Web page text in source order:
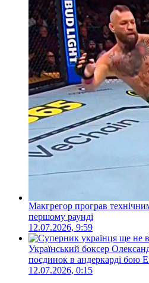
Макгрегор програв
першому раунді
12.07.2026, 9:59
Український боксер
поєдинок в андеркарді бою
12.07.2026, 0:15